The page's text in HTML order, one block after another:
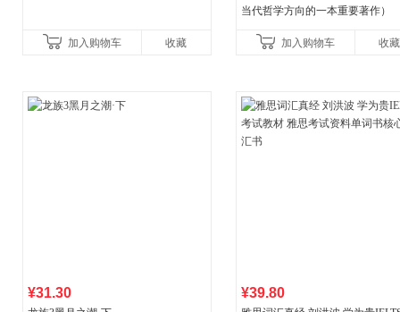
加入购物车 收藏
当代哲学方向的一本重要著作）
加入购物车 收藏
¥31.30 ¥39.80